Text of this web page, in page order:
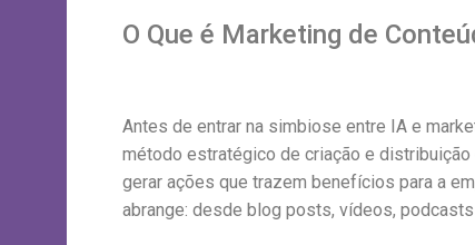
O Que é Marketing de
Antes de entrar na simbiose entre IA e
método estratégico de criação e
gerar ações que trazem benefícios para a
abrange: desde blog posts, vídeos,